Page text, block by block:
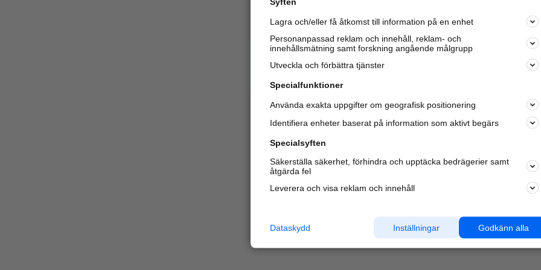
Varje vecka besöker du och 4 miljonerandra härliga
oss för att hitta rätt lokal information om företag,
Lagra och/eller få åtkomst till information på en enhet
Personanpassad reklam och innehåll, reklam- och
innehållsmätning samt forskning angående målgrupp
Utveckla och förbättra tjänster
Specialfunktioner
Använda exakta uppgifter om geografisk positionering
Identifiera enheter baserat på information som aktivt begärs
Specialsyften
Säkerställa säkerhet, förhindra och upptäcka bedrägerier samt
åtgärda fel
Leverera och visa reklam och innehåll
Godkänn alla
Inställningar
Dataskydd